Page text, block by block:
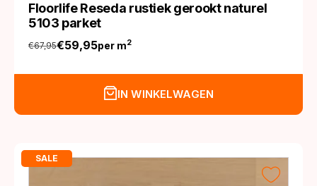
Floorlife Reseda rustiek gerookt naturel
5103 parket
€67,95
Oorspronkelijke
prijs
€59,95
Huidige
prijs
per m2
IN WINKELWAGEN
SALE